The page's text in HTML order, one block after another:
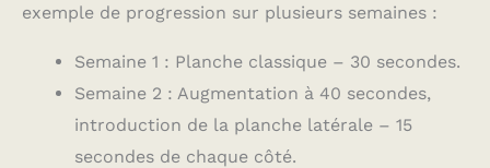
exemple de progression sur plusieurs semaines :
Semaine 1 : Planche classique – 30 secondes.
Semaine 2 : Augmentation à 40 secondes,
introduction de la planche latérale – 15
secondes de chaque côté.